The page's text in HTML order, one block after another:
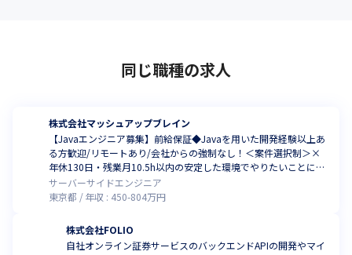
同じ職種の求人
株式会社マッシュアップブレイン
【Javaエンジニア募集】前給保証◆Javaを用いた開発経験以上あ
る方歓迎/リモートあり/会社からの強制なし！＜案件選択制＞×
年休130日・残業月10.5h以内の安定した環境でやりたいことに挑
戦！ランチ代補助あり
サーバーサイドエンジニア
東京都
年収 : 450-804万円
株式会社FOLIO
自社オンライン証券サービスのバックエンドAPIの開発やマイ